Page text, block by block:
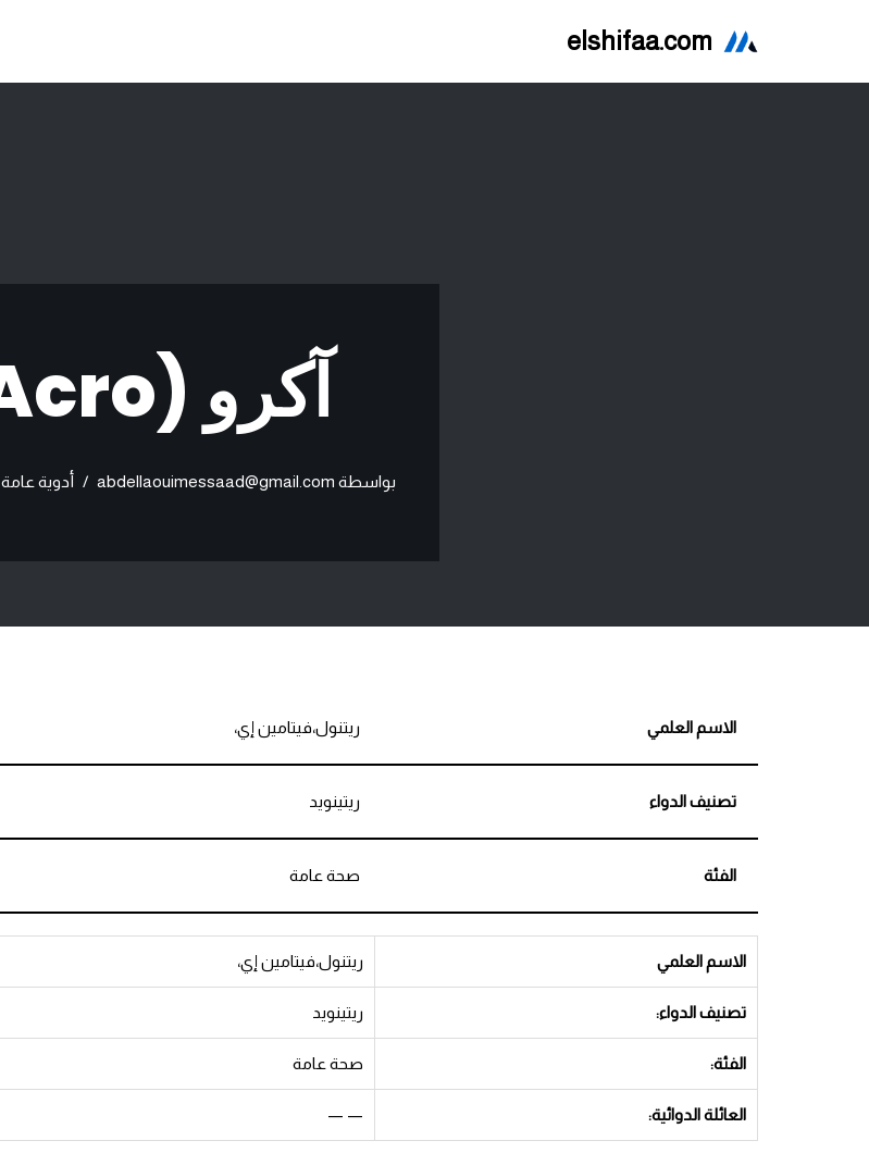
elshifaa.com
آكرو (Acro)
بواسطة abdellaouimessaad@gmail.com أدوية عامة
الاسم العلمي ريتنول،فيتامين إي،
تصنيف الدواء ريتينويد
الفئة صحة عامة
الاسم العلمي ريتنول،فيتامين إي،
تصنيف الدواء: ريتينويد
الفئة: صحة عامة
العائلة الدوائية: — —